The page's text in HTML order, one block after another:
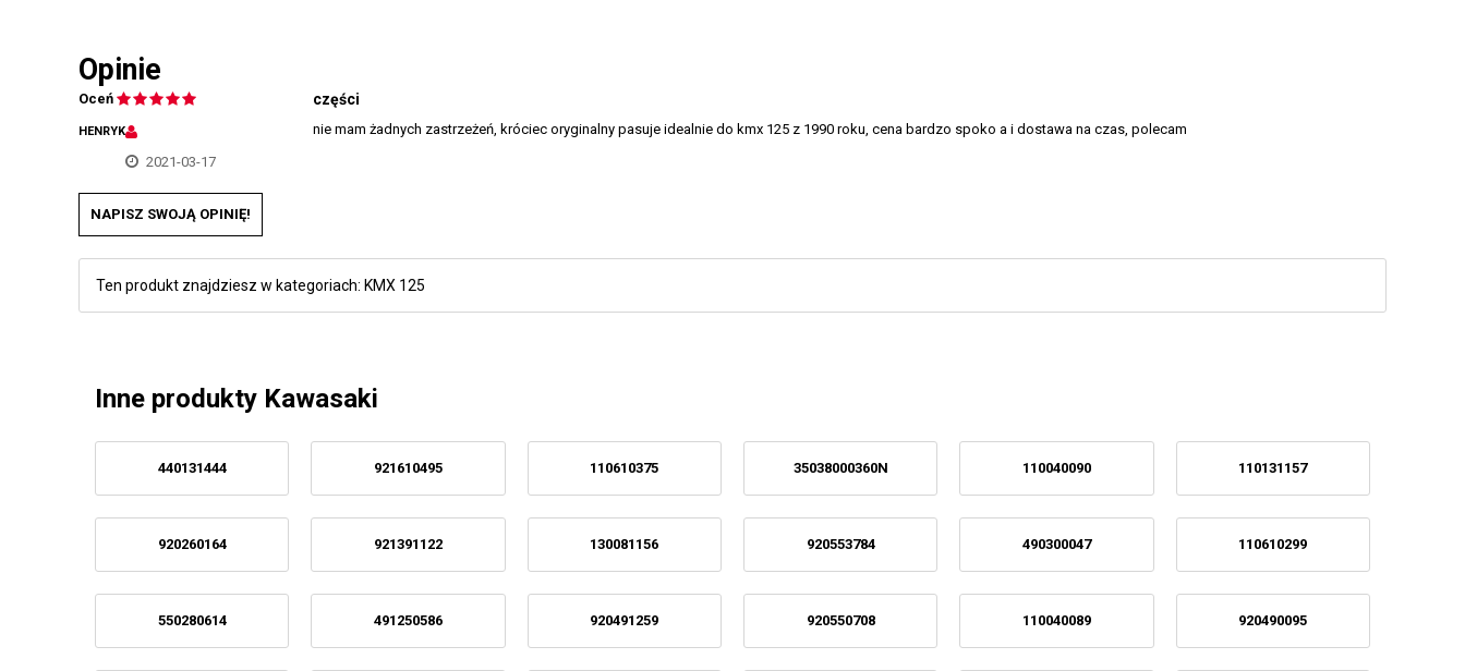
Opinie
Oceń
HENRYK
2021-03-17
części
nie mam żadnych zastrzeżeń, króciec oryginalny pasuje idealnie do kmx 125 z 1990 roku, cena bardzo spoko a i dostawa na czas, polecam
NAPISZ SWOJĄ OPINIĘ!
Ten produkt znajdziesz w kategoriach: KMX 125
Inne produkty Kawasaki
440131444 921610495 110610375 35038000360N 110040090 110131157
920260164 921391122 130081156 920553784 490300047 110610299
550280614 491250586 920491259 920550708 110040089 920490095